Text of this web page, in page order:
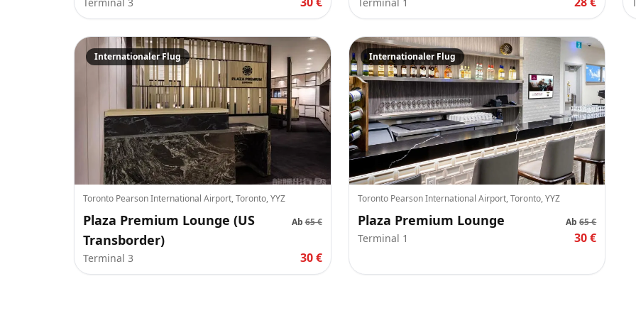
Internationaler Flug
Toronto Pearson International Airport, Toronto, YYZ
Plaza Premium Lounge (US
Transborder)
Ab 65 €
Terminal 3 30 €
Internationaler Flug
Toronto Pearson International Airport, Toronto, YYZ
Plaza Premium Lounge Ab 65 €
Terminal 1 30 €